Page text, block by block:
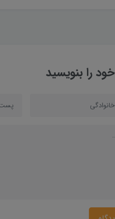
را بنویسید